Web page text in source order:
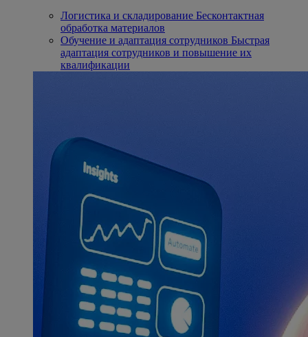
Логистика и складирование Бесконтактная
обработка материалов
Обучение и адаптация сотрудников Быстрая
адаптация сотрудников и повышение их
квалификации